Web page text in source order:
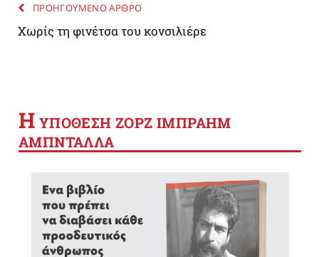
ΠΡΟΗΓΟΥΜΕΝΟ ΑΡΘΡΟ
Χωρίς τη φινέτσα του κονσιλιέρε
Η YΠΟΘΕΣΗ ΖΟΡΖ ΙΜΠΡΑΗΜ
ΑΜΠΝΤΑΛΛΑ